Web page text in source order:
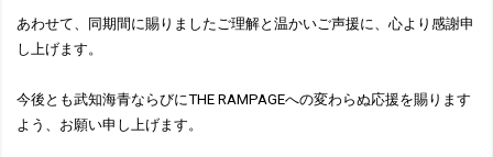
あわせて、同期間に賜りましたご理解と温かいご声援に、心より感謝申
し上げます。
今後とも武知海青ならびにTHE RAMPAGEへの変わらぬ応援を賜ります
よう、お願い申し上げます。